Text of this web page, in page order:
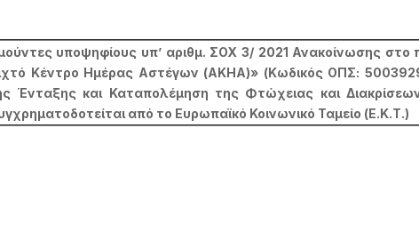
υποψηφίους υπ’ αριθμ. ΣΟΧ 3/ 2021 Ανακοίνωσης στο
Κέντρο Ημέρας Αστέγων (ΑΚΗΑ)» (Κωδικός ΟΠΣ:
Ένταξης και Καταπολέμηση της Φτώχειας και
από το Ευρωπαϊκό Κοινωνικό Ταμείο (Ε.Κ.Τ.)